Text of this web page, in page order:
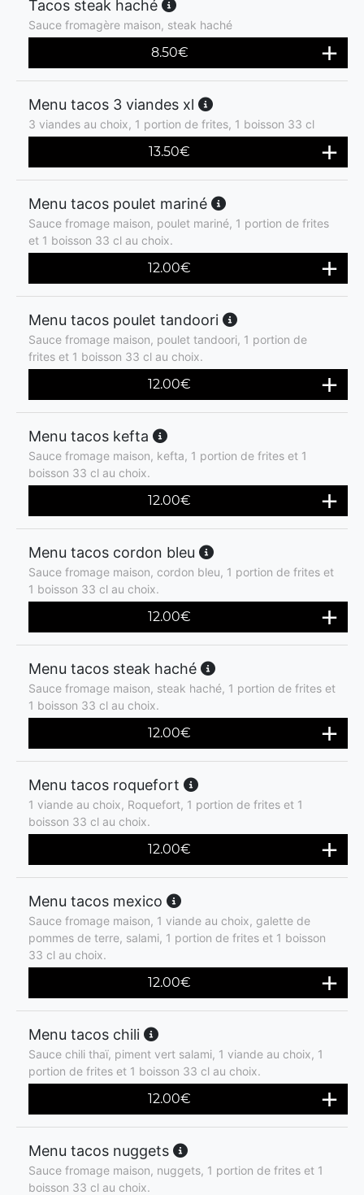
Tacos steak haché
Sauce fromagère maison, steak haché
8.50€
Menu tacos 3 viandes xl
3 viandes au choix, 1 portion de frites, 1 boisson 33 cl
13.50€
Menu tacos poulet mariné
Sauce fromage maison, poulet mariné, 1 portion de frites
et 1 boisson 33 cl au choix.
12.00€
Menu tacos poulet tandoori
Sauce fromage maison, poulet tandoori, 1 portion de
frites et 1 boisson 33 cl au choix.
12.00€
Menu tacos kefta
Sauce fromage maison, kefta, 1 portion de frites et 1
boisson 33 cl au choix.
12.00€
Menu tacos cordon bleu
Sauce fromage maison, cordon bleu, 1 portion de frites et
1 boisson 33 cl au choix.
12.00€
Menu tacos steak haché
Sauce fromage maison, steak haché, 1 portion de frites et
1 boisson 33 cl au choix.
12.00€
Menu tacos roquefort
1 viande au choix, Roquefort, 1 portion de frites et 1
boisson 33 cl au choix.
12.00€
Menu tacos mexico
Sauce fromage maison, 1 viande au choix, galette de
pommes de terre, salami, 1 portion de frites et 1 boisson
33 cl au choix.
12.00€
Menu tacos chili
Sauce chili thaï, piment vert salami, 1 viande au choix, 1
portion de frites et 1 boisson 33 cl au choix.
12.00€
Menu tacos nuggets
Sauce fromage maison, nuggets, 1 portion de frites et 1
boisson 33 cl au choix.